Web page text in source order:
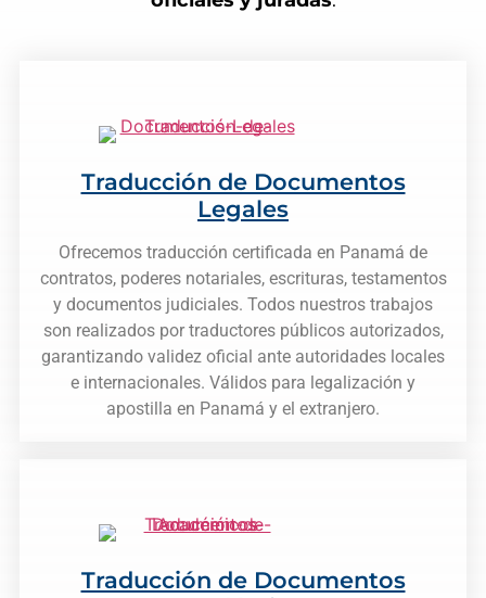
Traducción de Documentos
Legales
Ofrecemos traducción certificada en Panamá de
contratos, poderes notariales, escrituras, testamentos
y documentos judiciales. Todos nuestros trabajos
son realizados por traductores públicos autorizados,
garantizando validez oficial ante autoridades locales
e internacionales. Válidos para legalización y
apostilla en Panamá y el extranjero.
Traducción de Documentos